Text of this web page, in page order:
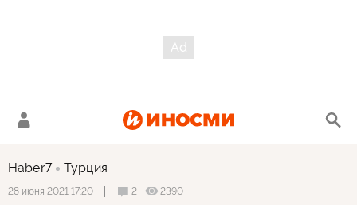
Haber7 Турция
28 июня 2021 17:20 2
2390